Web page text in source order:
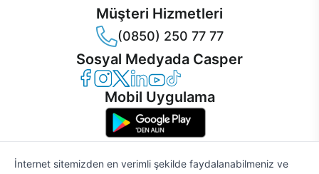
Müşteri Hizmetleri
(0850) 250 77 77
Sosyal Medyada Casper
Casper Facebook
Casper Instagram
Casper Twitter
Casper LinkedIn
Casper YouTube
Casper TikTok
Mobil Uygulama
İnternet sitemizden en verimli şekilde faydalanabilmeniz ve